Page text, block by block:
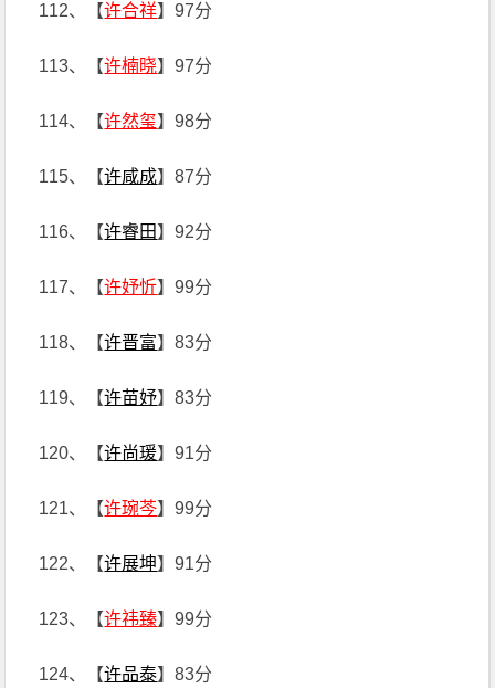
112、【许合祥】97分
113、【许楠晓】97分
114、【许然玺】98分
115、【许咸成】87分
116、【许睿田】92分
117、【许妤忻】99分
118、【许晋富】83分
119、【许苗妤】83分
120、【许尚瑗】91分
121、【许琬芩】99分
122、【许展坤】91分
123、【许祎臻】99分
124、【许品泰】83分